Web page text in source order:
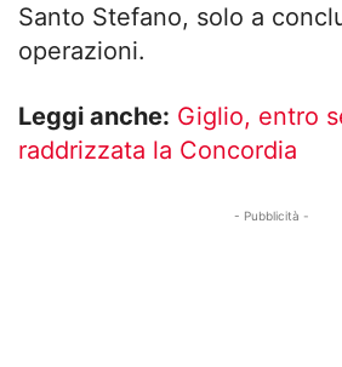
Santo Stefano, solo a
operazioni.
Leggi anche: Giglio, entro
raddrizzata la Concordia
- Pubblicità -